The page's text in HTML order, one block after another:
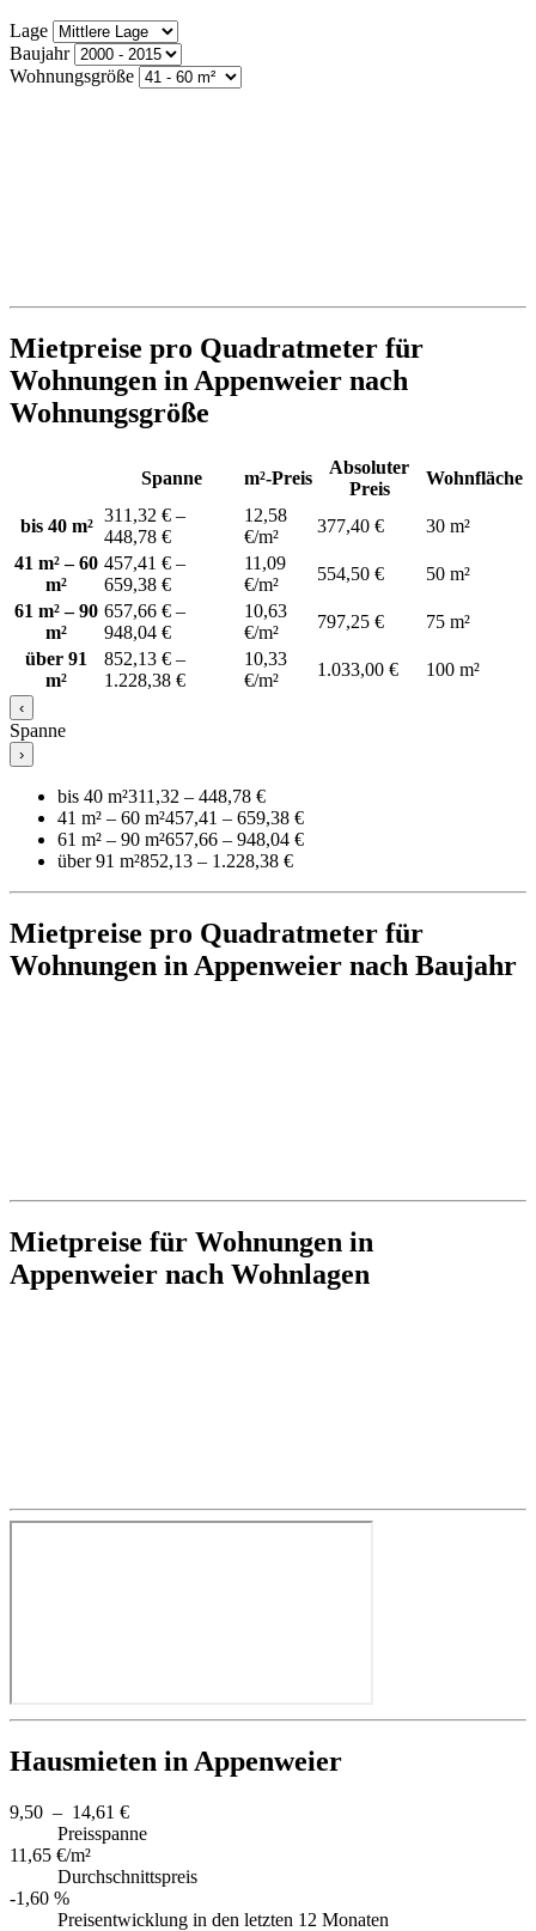
Lage
Baujahr
Wohnungsgröße
Mietpreise pro Quadratmeter für
Wohnungen in Appenweier nach
Wohnungsgröße
Spanne m²-Preis
Absoluter
Preis
Wohnfläche
bis 40 m²
311,32 € –
448,78 €
12,58
€/m²
377,40 €
30 m²
41 m² – 60
m²
457,41 € –
659,38 €
11,09
€/m²
554,50 €
50 m²
61 m² – 90
m²
657,66 € –
948,04 €
10,63
€/m²
797,25 €
75 m²
über 91
m²
852,13 € –
1.228,38 €
10,33
€/m²
1.033,00 € 100 m²
‹
Spanne
›
bis 40 m²311,32 – 448,78 €
41 m² – 60 m²457,41 – 659,38 €
61 m² – 90 m²657,66 – 948,04 €
über 91 m²852,13 – 1.228,38 €
Mietpreise pro Quadratmeter für
Wohnungen in Appenweier nach Baujahr
Mietpreise für Wohnungen in
Appenweier nach Wohnlagen
Hausmieten in Appenweier
9,50 – 14,61 €
Preisspanne
11,65 €/m²
Durchschnittspreis
-1,60 %
Preisentwicklung in den letzten 12 Monaten